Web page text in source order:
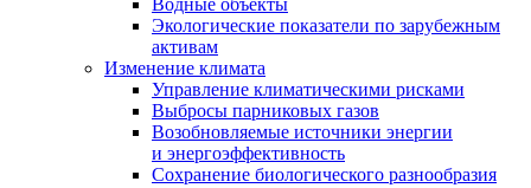
Водные объекты
Экологические показатели по зарубежным
активам
Изменение климата
Управление климатическими рисками
Выбросы парниковых газов
Возобновляемые источники энергии
и энергоэффективность
Сохранение биологического разнообразия